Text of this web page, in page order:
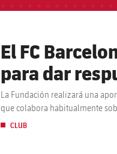
El FC
para dar
La Fundación realizará una
que colabora habitualmente
CLUB